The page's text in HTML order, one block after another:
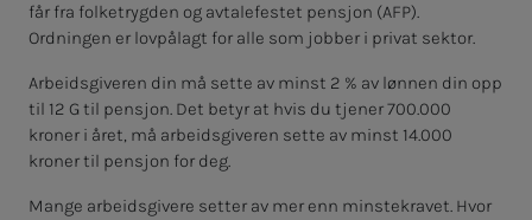
får fra folketrygden og avtalefestet pensjon (AFP).
Ordningen er lovpålagt for alle som jobber i privat sektor.
Arbeidsgiveren din må sette av minst 2 % av lønnen din opp
til 12 G til pensjon. Det betyr at hvis du tjener 700.000
kroner i året, må arbeidsgiveren sette av minst 14.000
kroner til pensjon for deg.
Mange arbeidsgivere setter av mer enn minstekravet. Hvor